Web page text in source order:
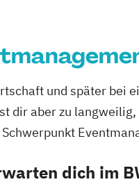
und später bei
dir aber zu
dich im